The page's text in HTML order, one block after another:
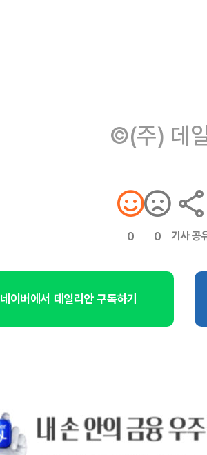
©(주) 데
0 0 기사 공
네이버에서 데일리안 구독하기